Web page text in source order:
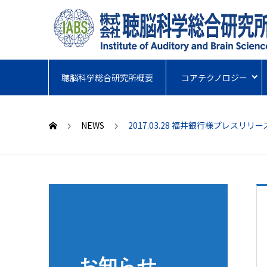
聴脳科学総合研究所概要 コアテクノロジー
NEWS 2017.03.28 福井銀行様プレスリリ